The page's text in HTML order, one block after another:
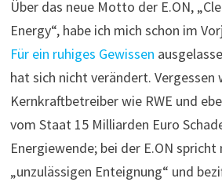
Über das neue Motto der E.ON,
Energy“, habe ich mich schon im
Für ein ruhiges Gewissen
hat sich nicht verändert. Vergessen
Kernkraftbetreiber wie RWE und
vom Staat 15 Milliarden Euro
Energiewende; bei der E.ON spricht
„unzulässigen Enteignung“ und